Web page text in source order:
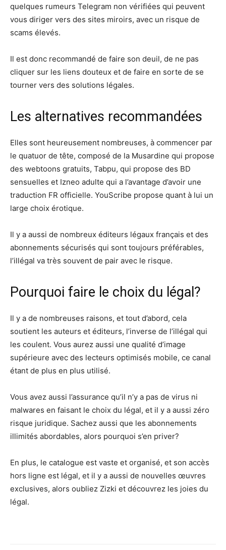
quelques rumeurs Telegram non vérifiées qui peuvent
vous diriger vers des sites miroirs, avec un risque de
scams élevés.
Il est donc recommandé de faire son deuil, de ne pas
cliquer sur les liens douteux et de faire en sorte de se
tourner vers des solutions légales.
Les alternatives recommandées
Elles sont heureusement nombreuses, à commencer par
le quatuor de tête, composé de la Musardine qui propose
des webtoons gratuits, Tabpu, qui propose des BD
sensuelles et Izneo adulte qui a l’avantage d’avoir une
traduction FR officielle. YouScribe propose quant à lui un
large choix érotique.
Il y a aussi de nombreux éditeurs légaux français et des
abonnements sécurisés qui sont toujours préférables,
l’illégal va très souvent de pair avec le risque.
Pourquoi faire le choix du légal?
Il y a de nombreuses raisons, et tout d’abord, cela
soutient les auteurs et éditeurs, l’inverse de l’illégal qui
les coulent.​ Vous aurez aussi une qualité d’image
supérieure avec des lecteurs optimisés mobile, ce canal
étant de plus en plus utilisé.
Vous avez aussi l’assurance qu’il n’y a pas de virus ni
malwares en faisant le choix du légal, et il y a aussi zéro
risque juridique.​ Sachez aussi que les abonnements
illimités abordables, alors pourquoi s’en priver?
En plus, le catalogue est vaste et organisé, et son accès
hors ligne est légal, et il y a aussi de nouvelles œuvres
exclusives, alors oubliez Zizki et découvrez les joies du
légal.